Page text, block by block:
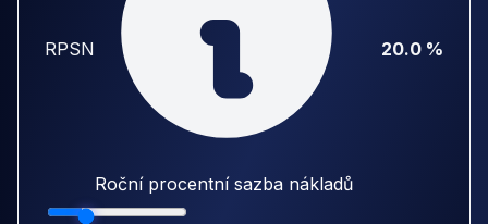
RPSN
Roční procentní sazba nákladů
20.0 %